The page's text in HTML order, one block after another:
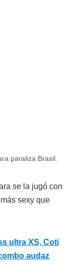
paraliza Brasil.
se la jugó con
sexy que
ultra XS, Coti
audaz